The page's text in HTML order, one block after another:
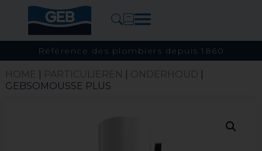
Référence des plombiers depuis 1860
HOME PARTICULIEREN ONDERHOUD
GEBSOMOUSSE PLUS